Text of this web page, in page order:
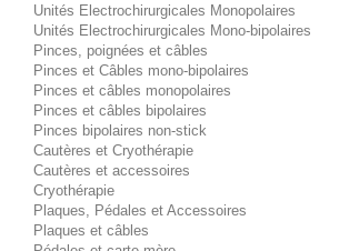
Unités Electrochirurgicales Monopolaires
Unités Electrochirurgicales Mono-bipolaires
Pinces, poignées et câbles
Pinces et Câbles mono-bipolaires
Pinces et câbles monopolaires
Pinces et câbles bipolaires
Pinces bipolaires non-stick
Cautères et Cryothérapie
Cautères et accessoires
Cryothérapie
Plaques, Pédales et Accessoires
Plaques et câbles